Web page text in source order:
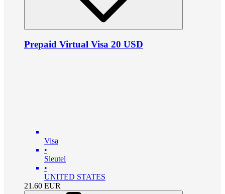
Prepaid Virtual Visa 20 USD
Visa
•
Sleutel
•
UNITED STATES
21.60 EUR